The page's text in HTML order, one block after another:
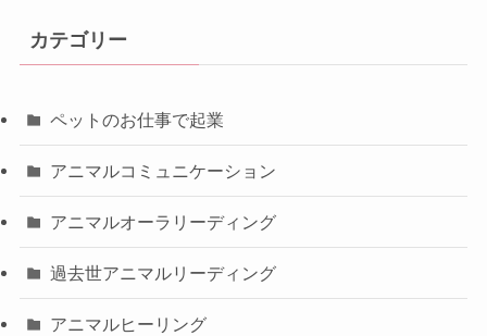
カテゴリー
ペットのお仕事で起業
アニマルコミュニケーション
アニマルオーラリーディング
過去世アニマルリーディング
アニマルヒーリング